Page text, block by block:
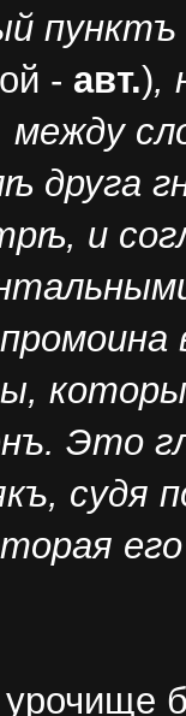
- авт.),
между
друга
и
Это
судя
его